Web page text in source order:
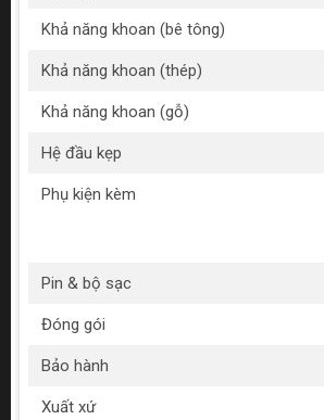
Khả năng khoan (bê tông)
Khả năng khoan (thép)
Khả năng khoan (gỗ)
Hệ đầu kẹp
Phụ kiện kèm
Pin & bộ sạc
Đóng gói
Bảo hành
Xuất xứ